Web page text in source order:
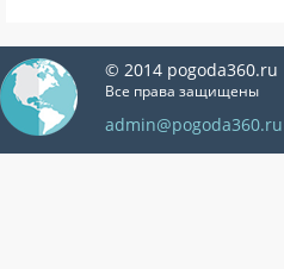
© 2014 pogoda360.ru
Все права защищены
admin@pogoda360.ru